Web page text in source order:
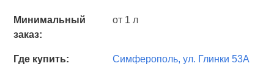
Минимальный
заказ:
от 1 л
Где купить: Симферополь, ул. Глинки 53А